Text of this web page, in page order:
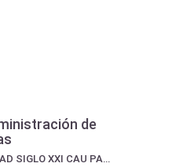
de
UNIVERSIDAD SIGLO XXI CAU PALERMO